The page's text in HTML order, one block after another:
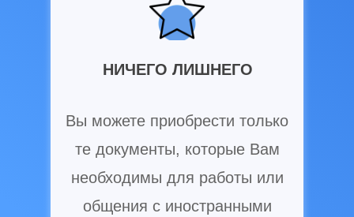
НИЧЕГО ЛИШНЕГО
Вы можете приобрести только
те документы, которые Вам
необходимы для работы или
общения с иностранными